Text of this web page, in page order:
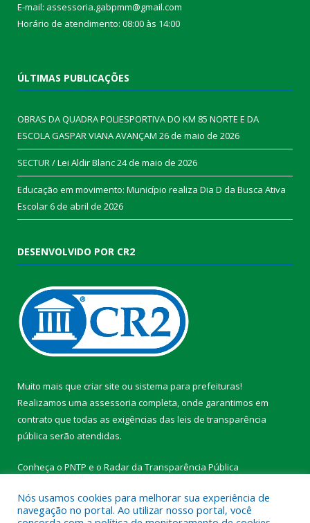
E-mail: assessoria.gabpmm@gmail.com
Horário de atendimento: 08:00 às 14:00
ÚLTIMAS PUBLICAÇÕES
OBRAS DA QUADRA POLIESPORTIVA DO KM 85 NORTE E DA
ESCOLA GASPAR VIANA AVANÇAM 26 de maio de 2026
SECTUR / Lei Aldir Blanc24 de maio de 2026
Educação em movimento: Município realiza Dia D da Busca Ativa
Escolar6 de abril de 2026
DESENVOLVIDO POR CR2
Muito mais que criar site ou sistema para prefeituras!
Realizamos uma assessoria completa, onde garantimos em
contrato que todas as exigências das leis de transparência
pública serão atendidas.
Conheça o PNTP e o Radar da Transparência Pública
Nós usamos cookies para melhorar sua experiência de
navegação no portal. Ao utilizar nosso portal, você